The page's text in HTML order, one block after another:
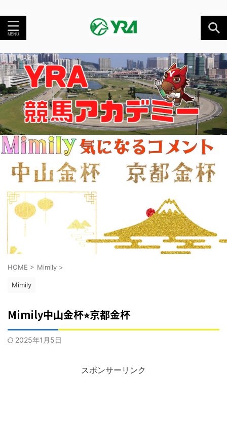
HOME > Mimily >
Mimily
Mimily中山金杯⭐︎京都金杯
2025年1月5日
スポンサーリンク